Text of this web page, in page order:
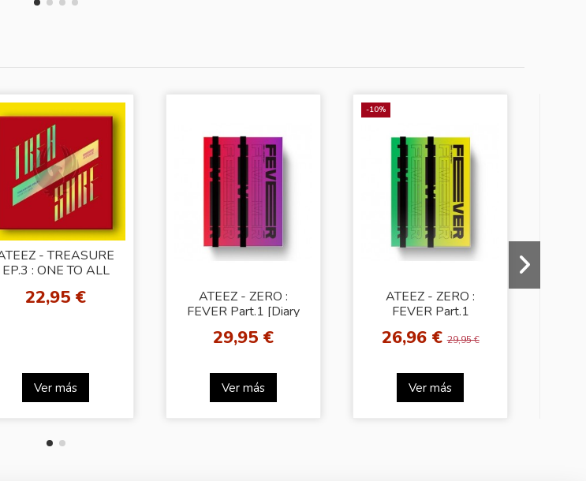
- TREASURE
EP.3 : ONE TO ALL
22,95 €
Ver más
ATEEZ - ZERO :
FEVER Part.1 [Diary
29,95 €
Ver más
-10%
ATEEZ - ZERO :
FEVER Part.1
26,96 €29,95 €
Ver más